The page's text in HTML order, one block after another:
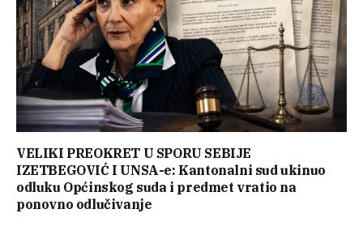
VELIKI PREOKRET U SPORU SEBIJE
IZETBEGOVIĆ I UNSA-e: Kantonalni sud ukinuo
odluku Općinskog suda i predmet vratio na
ponovno odlučivanje